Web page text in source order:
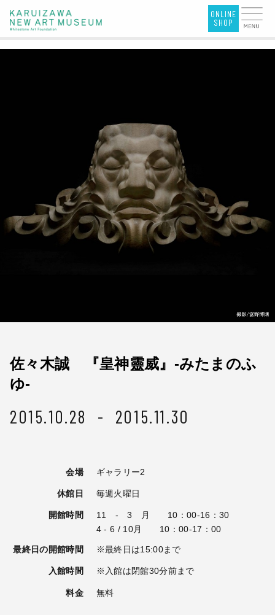
佐々木誠 『皇神靈威』-みたまのふ
ゆ-
2015.10.28 - 2015.11.30
会場 ギャラリー2
休館日 毎週火曜日
開館時間
11 - 3 月 10：00-16：30
4 - 6 / 10月 10：00-17：00
最終日の開館時間 ※最終日は15:00まで
入館時間 ※入館は閉館30分前まで
料金 無料